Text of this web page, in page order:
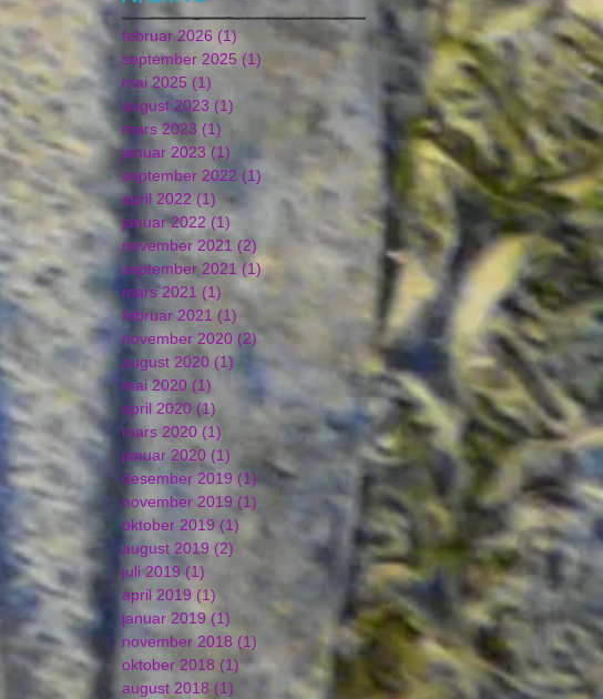
februar 2026 (1) 1 innlegg
september 2025 (1)
mai 2025 (1)
august 2023 (1)
mars 2023 (1)
januar 2023 (1)
september 2022 (1) 1 innlegg
april 2022 (1) 1 innlegg
januar 2022 (1)
november 2021 (2) 2 innlegg
september 2021 (1)1 innlegg
mars 2021 (1) 1 innlegg
februar 2021 (1)
november 2020 (2) 2 innlegg
august 2020 (1) 1 innlegg
mai 2020 (1) 1 innlegg
april 2020 (1) 1 innlegg
mars 2020 (1)
januar 2020 (1) 1 innlegg
desember 2019 (1) 1 innlegg
november 2019 (1)
oktober 2019 (1)
august 2019 (2) 2 innlegg
juli 2019 (1) 1 innlegg
april 2019 (1)
januar 2019 (1) 1 innlegg
november 2018 (1) 1 innlegg
oktober 2018 (1)1 innlegg
august 2018 (1) 1 innlegg